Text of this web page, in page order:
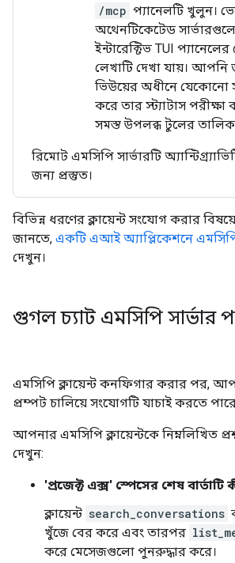
/mcp প্যানেলটি খুলুন।
অথেনটিকেটেড
ইন্টারেক্টিভ TUI
লেখাটি দেখা যায়। আপনি
ভিউয়ের অধীনে যেকোনো
করে তার স্ট্যাটাস
সমস্ত উপলব্ধ টুলের
রিমোট এমসিপি সার্ভারটি
জন্য প্রস্তুত।
বিভিন্ন ধরণের ক্লায়েন্ট সংযোগ করার
জানতে, একটি এআই অ্যাপ্লিকেশনে
দেখুন।
গুগল চ্যাট এমসিপি সার্ভার
এমসিপি ক্লায়েন্ট কনফিগার করার পর,
প্রম্পট চালিয়ে সংযোগটি যাচাই করতে
আপনার এমসিপি ক্লায়েন্টকে নিম্নলিখিত
দেখুন:
'প্রজেক্ট এক্স' স্পেসের শেষ বার্তাটি
ক্লায়েন্ট search_conversations
খুঁজে বের করে এবং তারপর
করে মেসেজগুলো পুনরুদ্ধার করে।